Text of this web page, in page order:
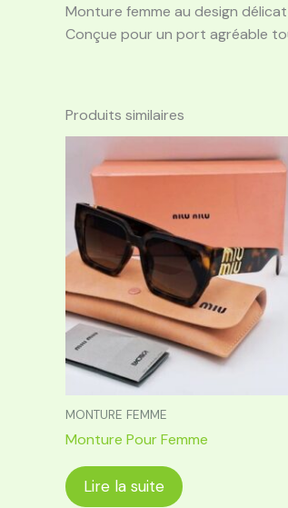
Monture femme au design
Conçue pour un port agréable
Produits similaires
MONTURE FEMME
Monture Pour Femme
Lire la suite